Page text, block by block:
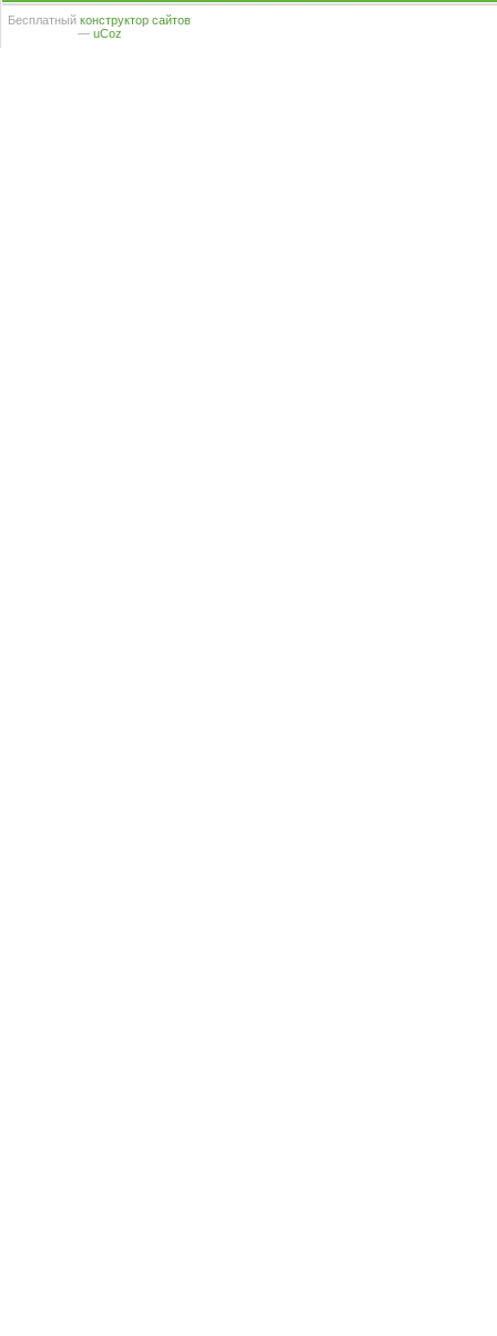
Бесплатный конструктор сайтов
— uCoz